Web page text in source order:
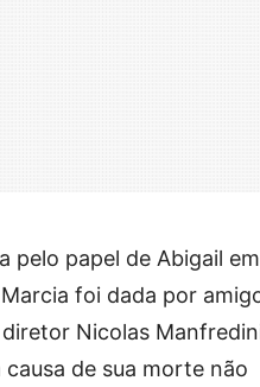
papel de Abigail em
foi dada por
Nicolas
de sua morte não